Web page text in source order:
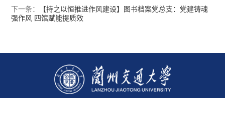
下一条：
【持之以恒推进作风建设】图书档案党总支：党建铸魂
强作风 四馆赋能提质效